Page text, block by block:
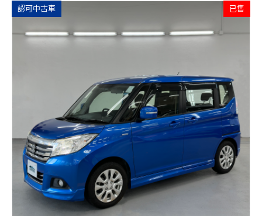
認可中古車 已售